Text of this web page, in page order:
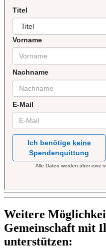
Weitere
Gemeinschaft mit
unterstützen: